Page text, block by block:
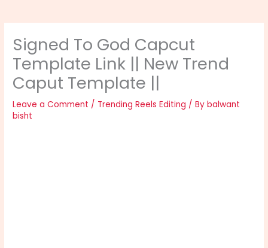
Signed To God Capcut
Template Link || New Trend
Caput Template ||
Leave a Comment / Trending Reels Editing / Bybalwant
bisht